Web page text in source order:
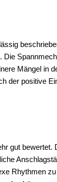
Mängel in
der positive
gut bewertet.
Rhythmen